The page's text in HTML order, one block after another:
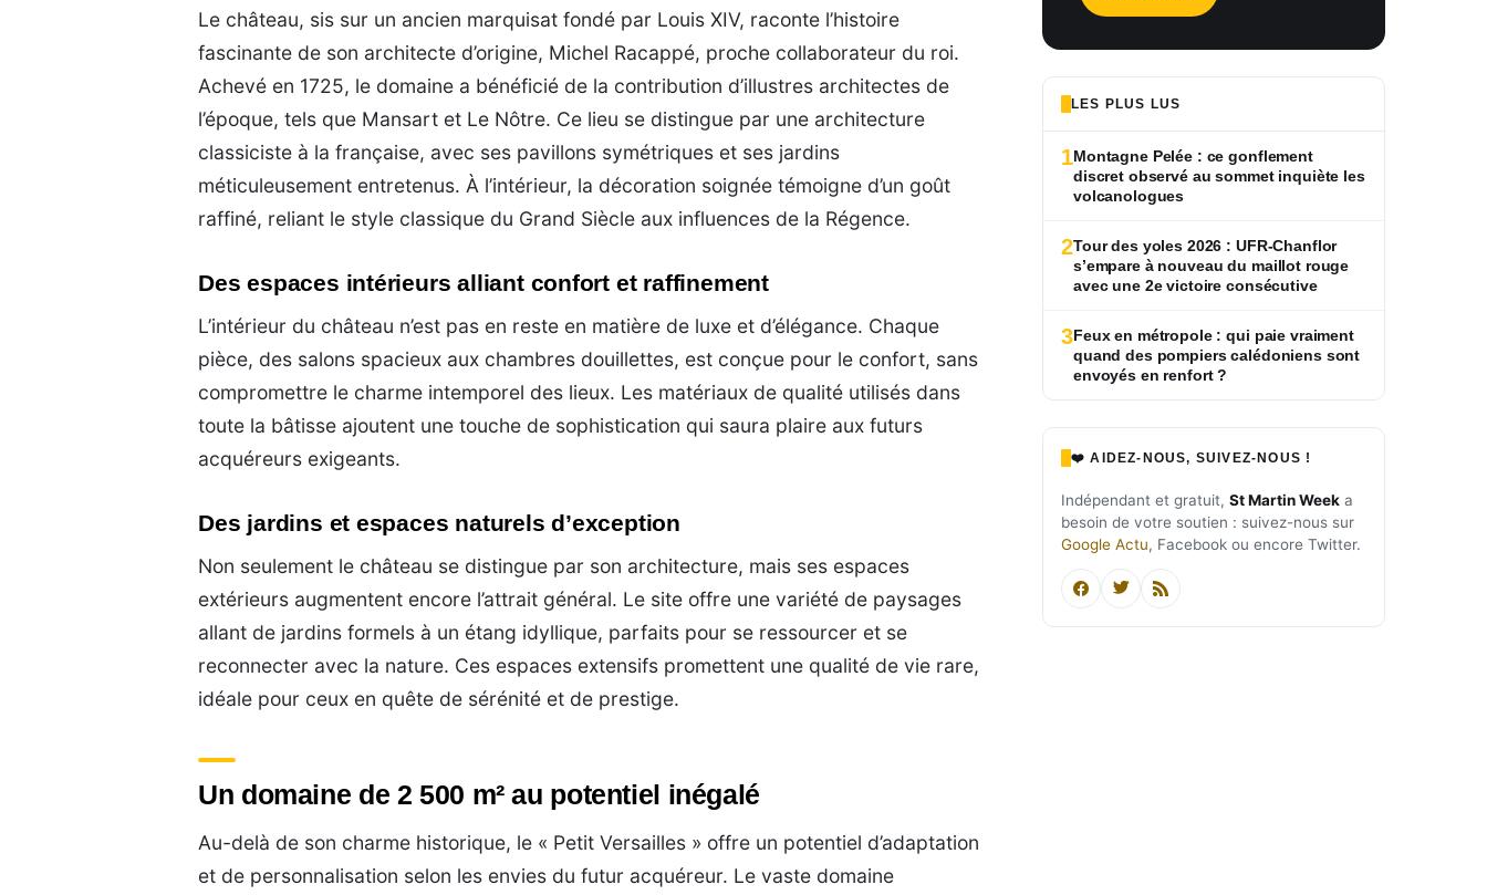
Le château, sis sur un ancien marquisat fondé par Louis XIV, raconte l’histoire
fascinante de son architecte d’origine, Michel Racappé, proche collaborateur du roi.
Achevé en 1725, le domaine a bénéficié de la contribution d’illustres architectes de
l’époque, tels que Mansart et Le Nôtre. Ce lieu se distingue par une architecture
classiciste à la française, avec ses pavillons symétriques et ses jardins
méticuleusement entretenus. À l’intérieur, la décoration soignée témoigne d’un goût
raffiné, reliant le style classique du Grand Siècle aux influences de la Régence.
Des espaces intérieurs alliant confort et raffinement
L’intérieur du château n’est pas en reste en matière de luxe et d’élégance. Chaque
pièce, des salons spacieux aux chambres douillettes, est conçue pour le confort, sans
compromettre le charme intemporel des lieux. Les matériaux de qualité utilisés dans
toute la bâtisse ajoutent une touche de sophistication qui saura plaire aux futurs
acquéreurs exigeants.
Des jardins et espaces naturels d’exception
Non seulement le château se distingue par son architecture, mais ses espaces
extérieurs augmentent encore l’attrait général. Le site offre une variété de paysages
allant de jardins formels à un étang idyllique, parfaits pour se ressourcer et se
reconnecter avec la nature. Ces espaces extensifs promettent une qualité de vie rare,
idéale pour ceux en quête de sérénité et de prestige.
Un domaine de 2 500 m² au potentiel inégalé
Au-delà de son charme historique, le « Petit Versailles » offre un potentiel d’adaptation
et de personnalisation selon les envies du futur acquéreur. Le vaste domaine
LES PLUS LUS
1Montagne Pelée : ce gonflement
discret observé au sommet inquiète les
volcanologues
2Tour des yoles 2026 : UFR-Chanflor
s’empare à nouveau du maillot rouge
avec une 2e victoire consécutive
3Feux en métropole : qui paie vraiment
quand des pompiers calédoniens sont
envoyés en renfort ?
❤️ AIDEZ-NOUS, SUIVEZ-NOUS !
Indépendant et gratuit, St Martin Week a
besoin de votre soutien : suivez-nous sur
Google Actu, Facebook ou encore Twitter.